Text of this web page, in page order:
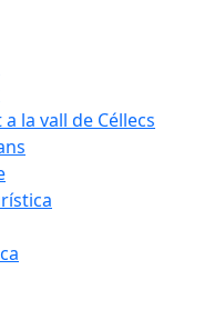
la vall de Céllecs